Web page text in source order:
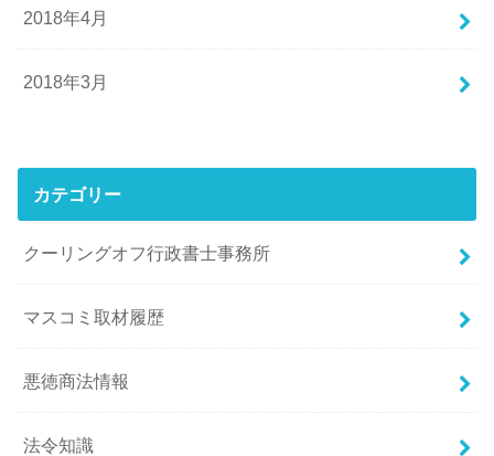
2018年4月
2018年3月
カテゴリー
クーリングオフ行政書士事務所
マスコミ取材履歴
悪徳商法情報
法令知識